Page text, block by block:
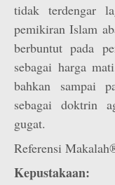
tidak terdengar
pemikiran Islam
berbuntut pada
sebagai harga
bahkan sampai
sebagai doktrin
gugat.
Referensi
Kepustakaan: